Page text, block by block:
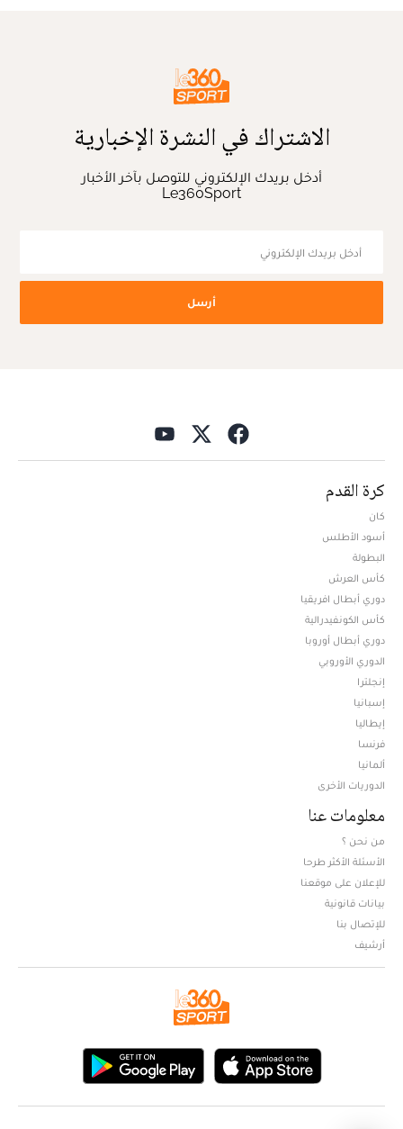
الاشتراك في النشرة الإخبارية
أدخل بريدك الإلكتروني للتوصل بآخر الأخبار
Le360Sport
أرسل
كرة القدم
كان
أسود الأطلس
البطولة
كأس العرش
دوري أبطال افريقيا
كأس الكونفيدرالية
دوري أبطال أوروبا
الدوري الأوروبي
إنجلترا
إسبانيا
إيطاليا
فرنسا
ألمانيا
الدوريات الأخرى
معلومات عنا
من نحن ؟
الأسئلة الأكثر طرحا
للإعلان على موقعنا
بيانات قانونية
للإتصال بنا
أرشيف